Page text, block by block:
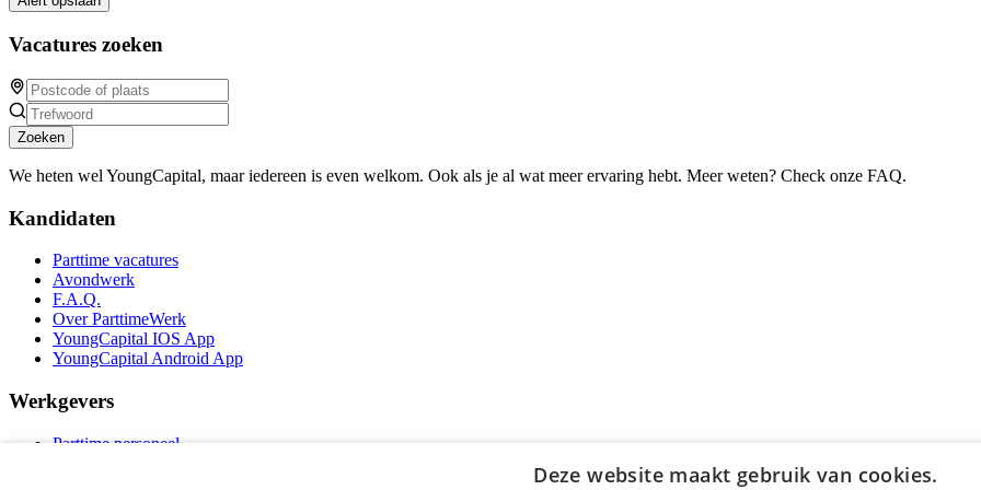
Vacatures zoeken
Zoeken
We heten wel YoungCapital, maar iedereen is even welkom. Ook als je al wat meer ervaring hebt. Meer weten? Check onze FAQ.
Kandidaten
Parttime vacatures
Avondwerk
F.A.Q.
Over ParttimeWerk
YoungCapital IOS App
YoungCapital Android App
Werkgevers
Parttime personeel
Deze website maakt gebruik van cookies.